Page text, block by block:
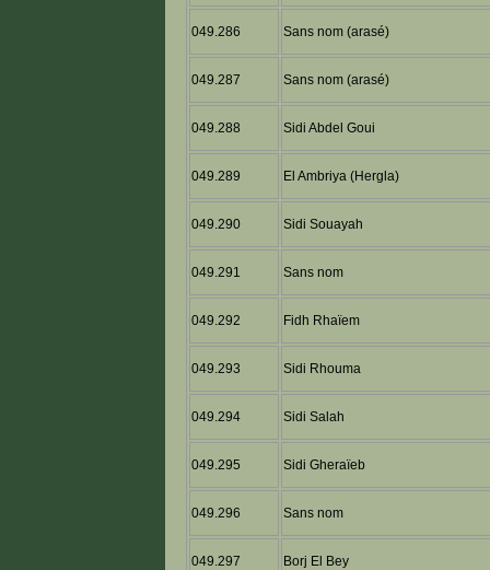
049.286 Sans nom (arasé)
049.287 Sans nom (arasé)
049.288 Sidi Abdel Goui
049.289 El Ambriya (Hergla)
049.290 Sidi Souayah
049.291 Sans nom
049.292 Fidh Rhaïem
049.293 Sidi Rhouma
049.294 Sidi Salah
049.295 Sidi Gheraïeb
049.296 Sans nom
049.297 Borj El Bey